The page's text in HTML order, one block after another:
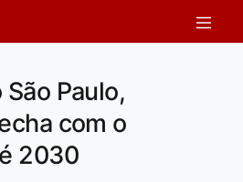
Paulo,
com o
2030